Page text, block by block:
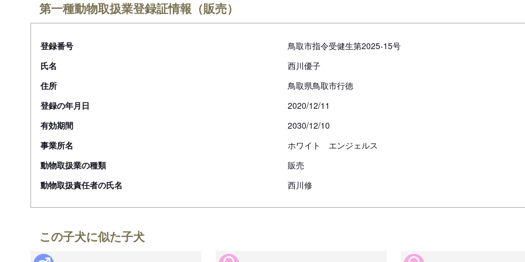
ことが義務付けられておりま
第一種動物取扱業登録証情報（販売）
登録番号
鳥取市指令受健生第2025-15号
氏名
西川優子
住所
鳥取県鳥取市行徳
登録の年月日
2020/12/11
有効期間
2030/12/10
事業所名
ホワイト エンジェルス
動物取扱業の種類
販売
動物取扱責任者の氏名
西川修
この子犬に似た子犬